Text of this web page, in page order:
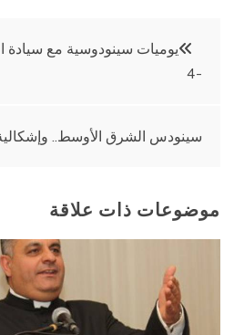
تصفّح
المقالات
يوميات سينودوسية مع سيادة
-4
سينودس الشرق الأوسط..
موضوعات ذات علاقة